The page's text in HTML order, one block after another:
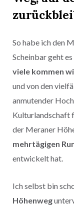
So habe ich den
Scheinbar geht
viele kommen
und von den
anmutender
Kulturlandschaft
der Meraner
mehrtägigen
entwickelt hat.
Ich selbst bin
Höhenweg